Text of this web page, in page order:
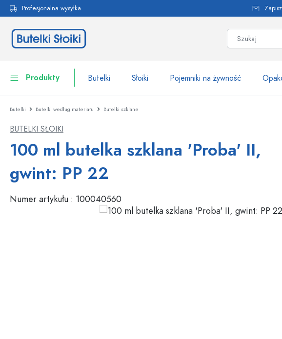
Przejdź do głównej nawigacji
Profesjonalna wysyłka
Produkty Butelki Słoiki Pojemniki na żywność
Butelki
Pojemniki na żywność
Naczynia
Opakowania kosmetyczne
Do kategorii Butelki
Butelki według marki
Butelki WECK
Butelki
Butelki z klipsem
Butelki
Butelki Butelki według materiału Butelki szklane
BUTELKI SŁOIKI
100 ml butelka szklana 'Proba' II,
gwint: PP 22
Numer artykułu : 100040560